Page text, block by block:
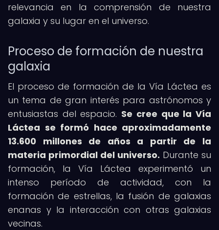
relevancia en la comprensión de nuestra
galaxia y su lugar en el universo.
Proceso de formación de nuestra
galaxia
El proceso de formación de la Vía Láctea es
un tema de gran interés para astrónomos y
entusiastas del espacio. Se cree que la Vía
Láctea se formó hace aproximadamente
13.600 millones de años a partir de la
materia primordial del universo. Durante su
formación, la Vía Láctea experimentó un
intenso período de actividad, con la
formación de estrellas, la fusión de galaxias
enanas y la interacción con otras galaxias
vecinas.